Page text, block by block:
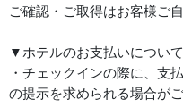
ご確認・ご取得はお客様ご
▼ホテルのお支払いについて
・チェックインの際に、支
の提示を求められる場合がご